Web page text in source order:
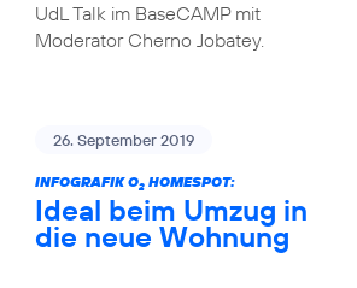
UdL Talk im BaseCAMP mit
Moderator Cherno Jobatey.
26. September 2019
INFOGRAFIK O2HOMESPOT:
Ideal beim Umzug in
die neue Wohnung